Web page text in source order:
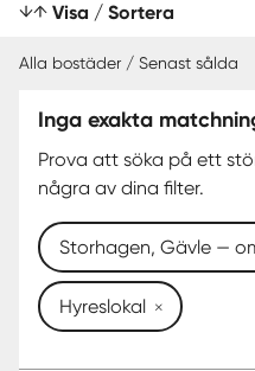
Visa / Sortera
SENAST SÅLDA
Alla bostäder / Senast sålda
Inga exakta
Prova att söka på ett
några av dina filter.
Storhagen, Gävle —
Hyreslokal